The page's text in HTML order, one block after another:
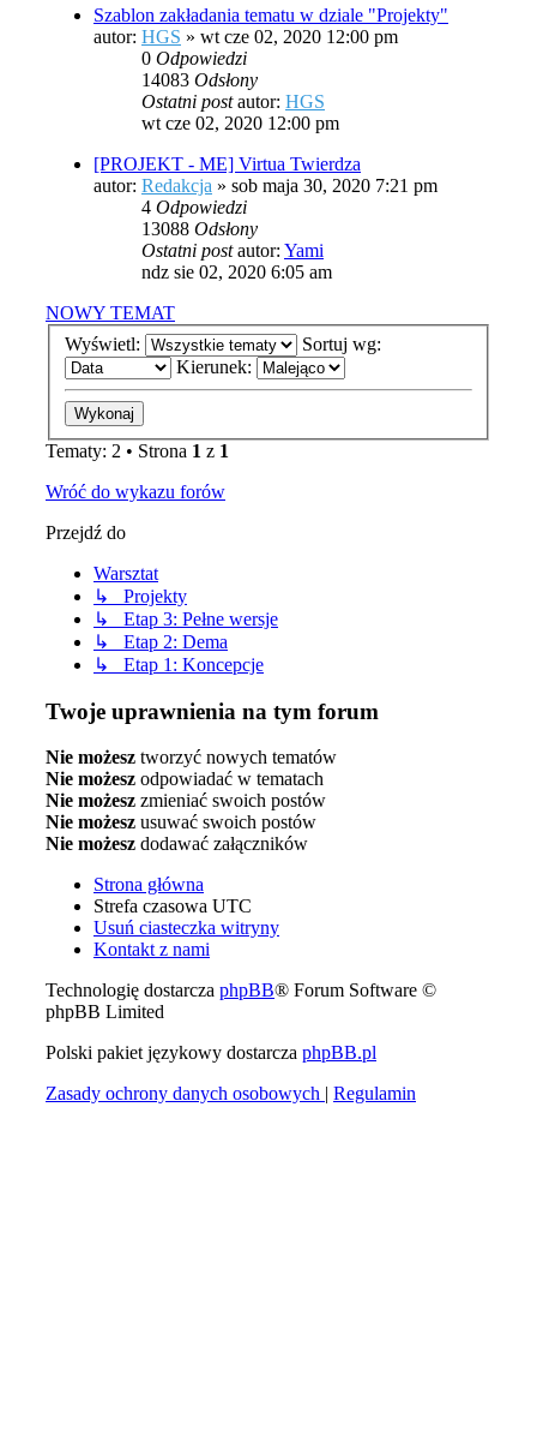
Szablon zakładania tematu w dziale "Projekty"
autor: HGS » wt cze 02, 2020 12:00 pm
0 Odpowiedzi
14083 Odsłony
Ostatni postautor: HGS
wt cze 02, 2020 12:00 pm
[PROJEKT - ME] Virtua Twierdza
autor: Redakcja » sob maja 30, 2020 7:21 pm
4 Odpowiedzi
13088 Odsłony
Ostatni postautor: Yami
ndz sie 02, 2020 6:05 am
NOWY TEMAT
Wyświetl:
Sortuj wg:
Kierunek:
Tematy: 2 • Strona 1 z 1
Wróć do wykazu forów
Przejdź do
Warsztat
↳ Projekty
↳ Etap 3: Pełne wersje
↳ Etap 2: Dema
↳ Etap 1: Koncepcje
Twoje uprawnienia na tym forum
Nie możesz tworzyć nowych tematów
Nie możesz odpowiadać w tematach
Nie możesz zmieniać swoich postów
Nie możesz usuwać swoich postów
Nie możesz dodawać załączników
Strona główna
Strefa czasowa UTC
Usuń ciasteczka witryny
Kontakt z nami
Technologię dostarcza phpBB® Forum Software ©
phpBB Limited
Polski pakiet językowy dostarcza phpBB.pl
Zasady ochrony danych osobowych | Regulamin